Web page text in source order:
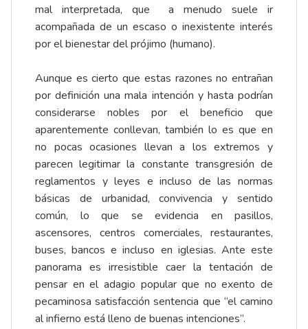
mal interpretada, que a menudo suele ir
acompañada de un escaso o inexistente interés
por el bienestar del prójimo (humano).
Aunque es cierto que estas razones no entrañan
por definición una mala intención y hasta podrían
considerarse nobles por el beneficio que
aparentemente conllevan, también lo es que en
no pocas ocasiones llevan a los extremos y
parecen legitimar la constante transgresión de
reglamentos y leyes e incluso de las normas
básicas de urbanidad, convivencia y sentido
común, lo que se evidencia en pasillos,
ascensores, centros comerciales, restaurantes,
buses, bancos e incluso en iglesias. Ante este
panorama es irresistible caer la tentación de
pensar en el adagio popular que no exento de
pecaminosa satisfacción sentencia que “el camino
al infierno está lleno de buenas intenciones”.